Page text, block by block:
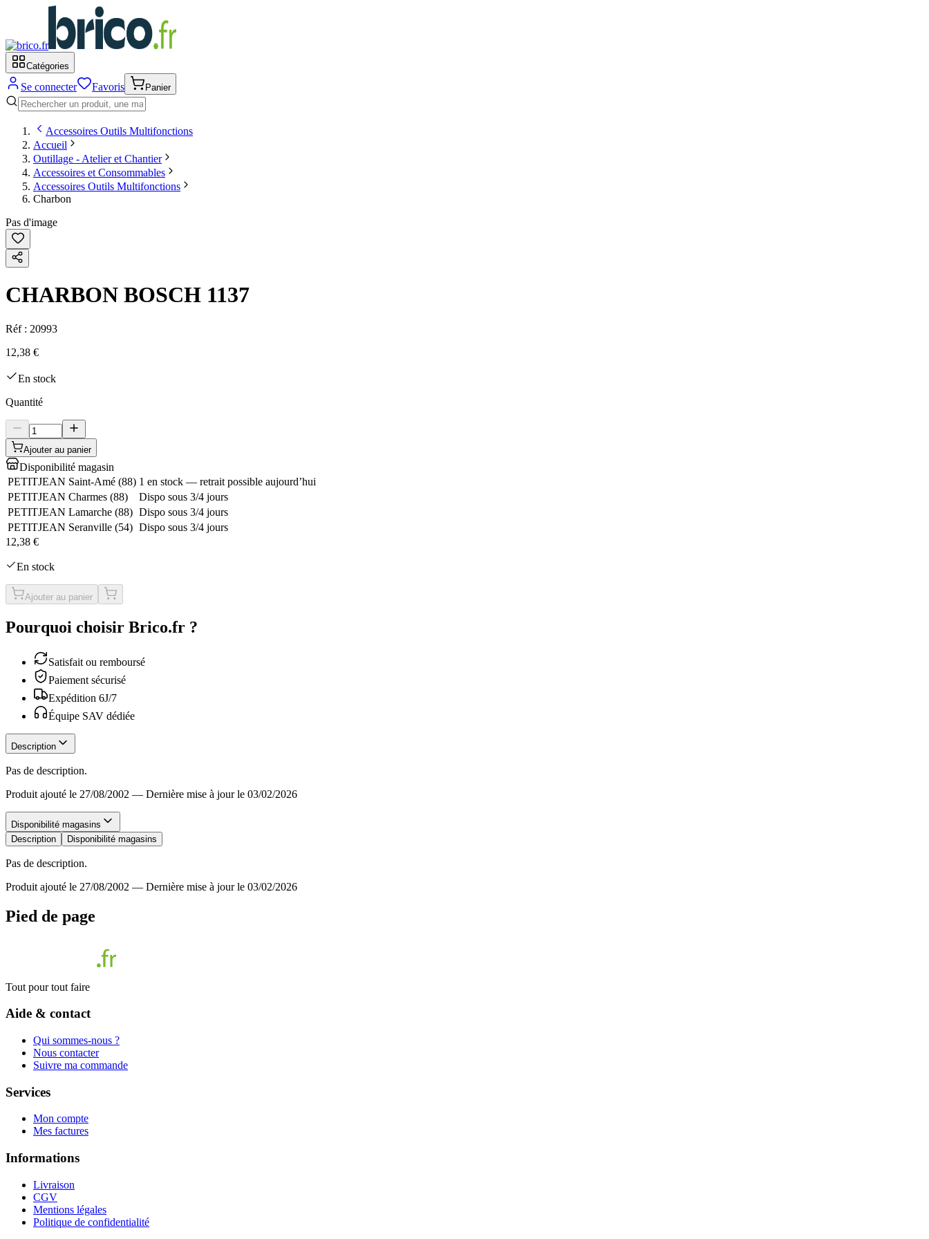
Catégories
Se connecter Favoris Panier
Accessoires Outils Multifonctions
Accueil
Outillage - Atelier et Chantier
Accessoires et Consommables
Accessoires Outils Multifonctions
Charbon
Pas d'image
CHARBON BOSCH 1137
Réf : 20993
12,38 €
En stock
Quantité
Ajouter au panier
Disponibilité magasin
PETITJEAN Saint-Amé (88) 1 en stock — retrait possible aujourd’hui
PETITJEAN Charmes (88)
Dispo sous 3/4 jours
PETITJEAN Lamarche (88) Dispo sous 3/4 jours
PETITJEAN Seranville (54) Dispo sous 3/4 jours
12,38 €
En stock
Ajouter au panier
Pourquoi choisir Brico.fr ?
Satisfait ou remboursé
Paiement sécurisé
Expédition 6J/7
Équipe SAV dédiée
Description
Pas de description.
Produit ajouté le 27/08/2002 — Dernière mise à jour le 03/02/2026
Disponibilité magasins
Description
Disponibilité magasins
Pas de description.
Produit ajouté le 27/08/2002 — Dernière mise à jour le 03/02/2026
Pied de page
Tout pour tout faire
Aide & contact
Qui sommes-nous ?
Nous contacter
Suivre ma commande
Services
Mon compte
Mes factures
Informations
Livraison
CGV
Mentions légales
Politique de confidentialité